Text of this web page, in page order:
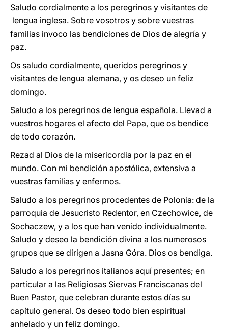
Saludo cordialmente a los peregrinos y visitantes de
lengua inglesa. Sobre vosotros y sobre vuestras
familias invoco las bendiciones de Dios de alegría y
paz.
Os saludo cordialmente, queridos peregrinos y
visitantes de lengua alemana, y os deseo un feliz
domingo.
Saludo a los peregrinos de lengua española. Llevad a
vuestros hogares el afecto del Papa, que os bendice
de todo corazón.
Rezad al Dios de la misericordia por la paz en el
mundo. Con mi bendición apostólica, extensiva a
vuestras familias y enfermos.
Saludo a los peregrinos procedentes de Polonia: de la
parroquia de Jesucristo Redentor, en Czechowice, de
Sochaczew, y a los que han venido individualmente.
Saludo y deseo la bendición divina a los numerosos
grupos que se dirigen a Jasna Góra. Dios os bendiga.
Saludo a los peregrinos italianos aquí presentes; en
particular a las Religiosas Siervas Franciscanas del
Buen Pastor, que celebran durante estos días su
capítulo general. Os deseo todo bien espiritual
anhelado y un feliz domingo.